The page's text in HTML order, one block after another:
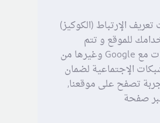
الإرتباط (الكوكيز)
للموقع و تتم
مشاركة بعض المعلومات مع Google وغيرها من
الإجتماعية لضمان
تصفح على موقعنا,
صفحة